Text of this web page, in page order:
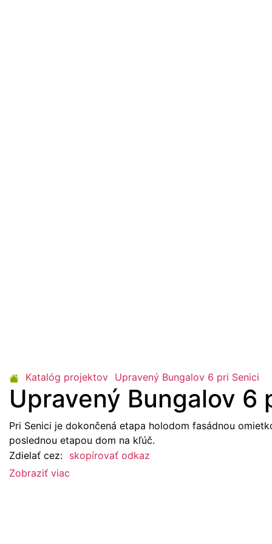
Katalóg projektov Upravený Bungalov 6 pri Senici
Upravený Bungalov 6
Pri Senici je dokončená etapa holodom fasádnou
poslednou etapou dom na kľúč.
Zdielať cez: skopírovať odkaz
Zobraziť viac